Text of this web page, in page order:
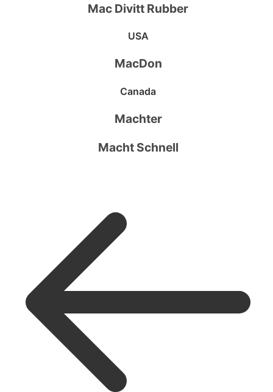
Mac Divitt Rubber
USA
MacDon
Canada
Machter
Macht Schnell